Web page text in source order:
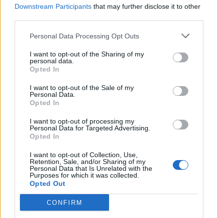
Downstream Participants that may further disclose it to other
Personal Data Processing Opt Outs
I want to opt-out of the Sharing of my
personal data.
Opted In
I want to opt-out of the Sale of my
Personal Data.
Opted In
I want to opt-out of processing my
Personal Data for Targeted Advertising.
Opted In
I want to opt-out of Collection, Use,
Retention, Sale, and/or Sharing of my
Personal Data that Is Unrelated with the
Purposes for which it was collected.
Opted Out
CONFIRM
visto che essa stessa prevede le regole per
essere cambiata, e quando l'Unione propose
nel 2006 il premierato forte nessuno l'accusò
di alimentare una deriva autoritaria. La
polemica di queste ore, dunque, non è altro
che l'ennesimo capitolo scritto da una
sinistra incapace di emanciparsi dai suoi tic
ideologici, e che non avendo un'idea di Paese
butta ancora una volta la palla in tribuna nel
tentativo di truccare la partita. Con
l'estremista di centro Calenda che agita
perfino la minaccia di impedire a Berlusconi
di candidarsi: siamo già in pieno Vietnam,
aspettiamoci di tutto.